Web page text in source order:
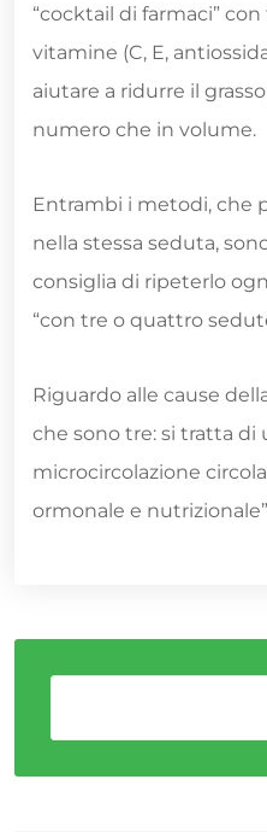
“cocktail di farmaci”
vitamine (C, E,
aiutare a ridurre il
numero che in volume.
Entrambi i metodi, che
nella stessa seduta,
consiglia di ripeterlo
“con tre o quattro
Riguardo alle cause
che sono tre: si tratta di
microcircolazione
ormonale e